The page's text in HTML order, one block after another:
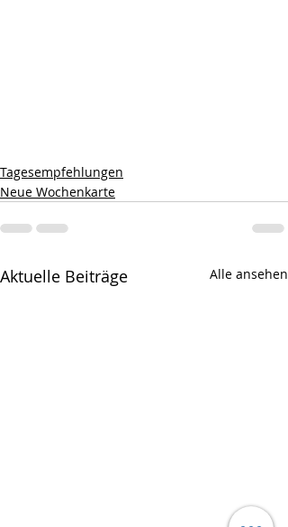
Tagesempfehlungen
Neue Wochenkarte
Aktuelle Beiträge Alle ansehen